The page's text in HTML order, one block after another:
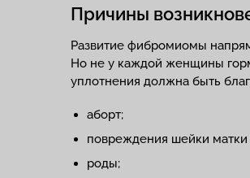
Причины
Развитие фибромиомы
Но не у каждой женщины
уплотнения должна быть
аборт;
повреждения шейки матки
роды;